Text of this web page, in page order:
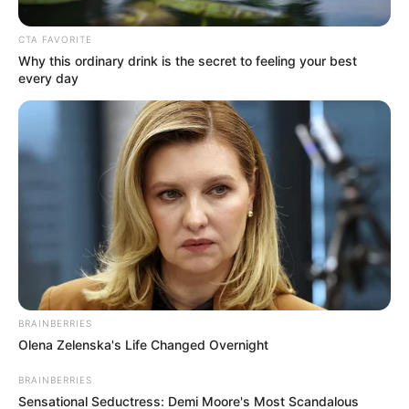
llenaron de emotivos mensajes.
CTA FAVORITE
Why this ordinary drink is the secret to feeling your best
every day
BRAINBERRIES
Olena Zelenska's Life Changed Overnight
BRAINBERRIES
Sensational Seductress: Demi Moore's Most Scandalous